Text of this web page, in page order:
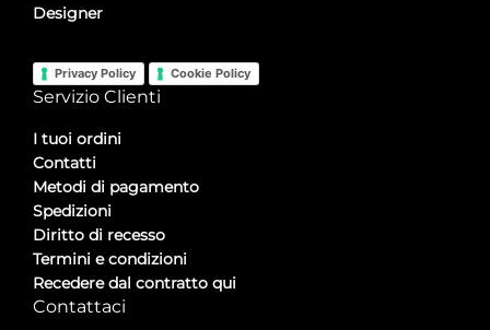
Designer
Privacy Policy Cookie Policy
Servizio Clienti
I tuoi ordini
Contatti
Metodi di pagamento
Spedizioni
Diritto di recesso
Termini e condizioni
Recedere dal contratto qui
Contattaci